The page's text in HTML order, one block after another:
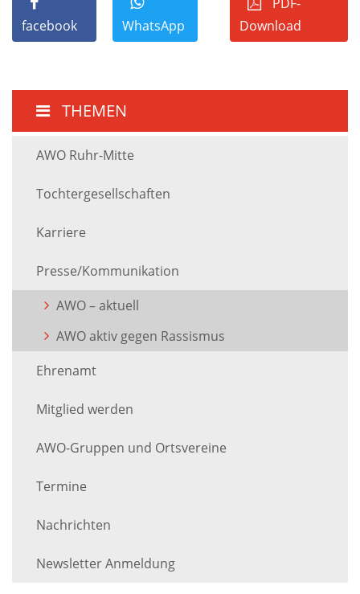
facebook WhatsApp
Download
THEMEN
AWO Ruhr-Mitte
Tochtergesellschaften
Karriere
Presse/Kommunikation
AWO – aktuell
AWO aktiv gegen Rassismus
Ehrenamt
Mitglied werden
AWO-Gruppen und Ortsvereine
Termine
Nachrichten
Newsletter Anmeldung